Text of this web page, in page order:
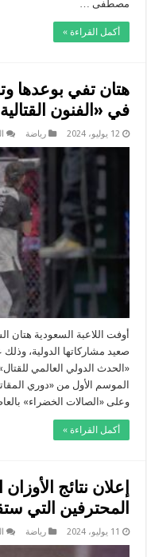
مصطفى …
أكمل القراءة »
هتان تفي بوعدها
في «الفنون
12 يوليو، 2024 رياضة
أوفت اللاعبة السعودية هتان
صعيد مشاركاتها الدولية،
«الحدث الدولي العالمي
الموسم الأول من «دوري
وعلى «الصالات الخضراء»
أكمل القراءة »
إعلان نتائج
المحترفين التي
11 يوليو، 2024 رياضة